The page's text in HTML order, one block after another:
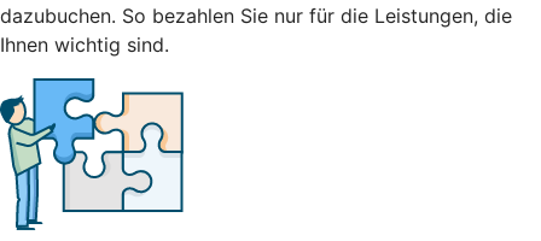
dazubuchen. So bezahlen Sie nur für die Leistungen, die
Ihnen wichtig sind.